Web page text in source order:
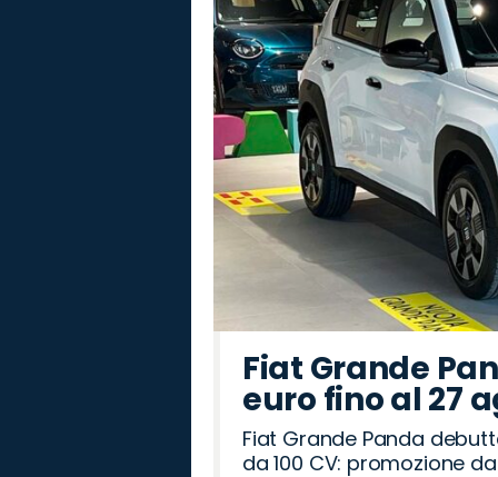
Fiat Grande
euro fino al 27
Fiat Grande Panda
da 100 CV: promozione